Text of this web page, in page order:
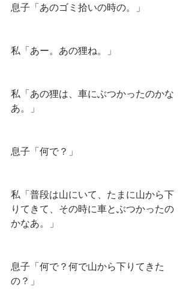
息子「あのゴミ拾いの時の。」
私「あー。あの狸ね。」
私「あの狸は、車にぶつかったのかな
あ。」
息子「何で？」
私「普段は山にいて、たまに山から下
りてきて、その時に車とぶつかったの
かなあ。」
息子「何で？何で山から下りてきた
の？」